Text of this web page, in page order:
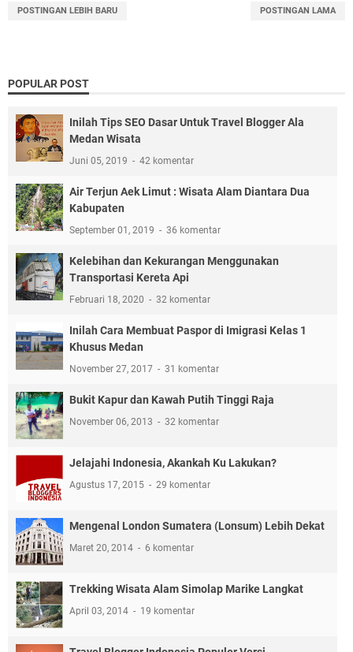
POSTINGAN LEBIH BARU POSTINGAN LAMA
POPULAR POST
Inilah Tips SEO Dasar Untuk Travel Blogger Ala
Medan Wisata
Juni 05, 2019 42 komentar
Air Terjun Aek Limut : Wisata Alam Diantara Dua
Kabupaten
September 01, 2019 36 komentar
Kelebihan dan Kekurangan Menggunakan
Transportasi Kereta Api
Februari 18, 2020 32 komentar
Inilah Cara Membuat Paspor di Imigrasi Kelas 1
Khusus Medan
November 27, 2017 31 komentar
Bukit Kapur dan Kawah Putih Tinggi Raja
November 06, 2013 32 komentar
Jelajahi Indonesia, Akankah Ku Lakukan?
Agustus 17, 2015 29 komentar
Mengenal London Sumatera (Lonsum) Lebih Dekat
Maret 20, 2014 6 komentar
Trekking Wisata Alam Simolap Marike Langkat
April 03, 2014 19 komentar